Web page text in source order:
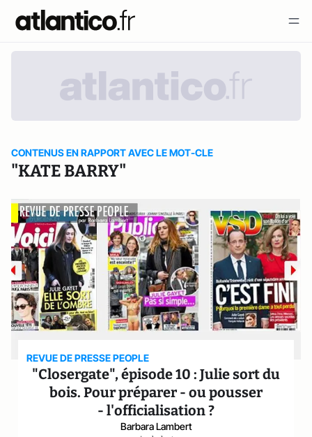
CONTENUS EN RAPPORT AVEC LE MOT-CLE
"KATE BARRY"
REVUE DE PRESSE PEOPLE
"Closergate", épisode 10 : Julie sort du
bois. Pour préparer - ou pousser
- l'officialisation ?
Barbara Lambert